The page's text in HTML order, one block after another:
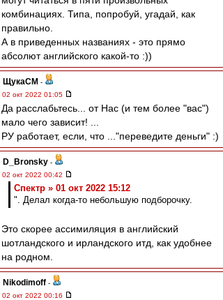
комбинациях. Типа, попробуй, угадай, как
правильно.
А в приведенных названиях - это прямо
абсолют английского какой-то :))
ЩукаСМ -
02 окт 2022 01:05
Да расслабьтесь... от Нас (и тем более "вас")
мало чего зависит! ...
РУ работает, если, что ..."переведите деньги" :)
D_Bronsky -
02 окт 2022 00:42
Спектр » 01 окт 2022 15:12
". Делал когда-то небольшую подборочку.
Это скорее ассимиляция в английский
шотландского и ирландского итд, как удобнее
на родном.
Nikodimoff -
02 окт 2022 00:16